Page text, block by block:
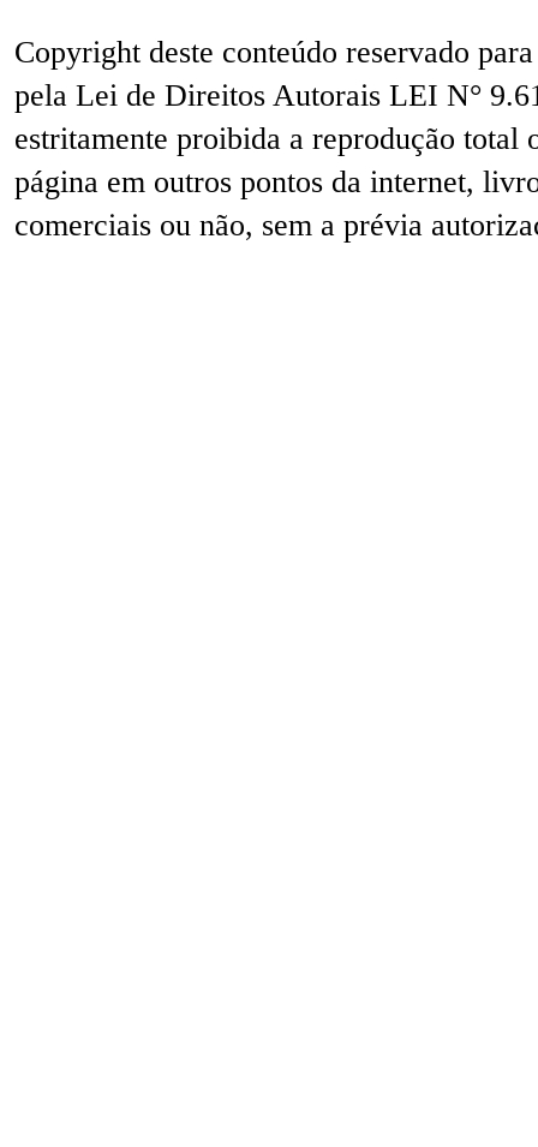
Copyright deste conteúdo reservado
pela Lei de Direitos Autorais LEI N°
estritamente proibida a reprodução total
página em outros pontos da internet,
comerciais ou não, sem a prévia